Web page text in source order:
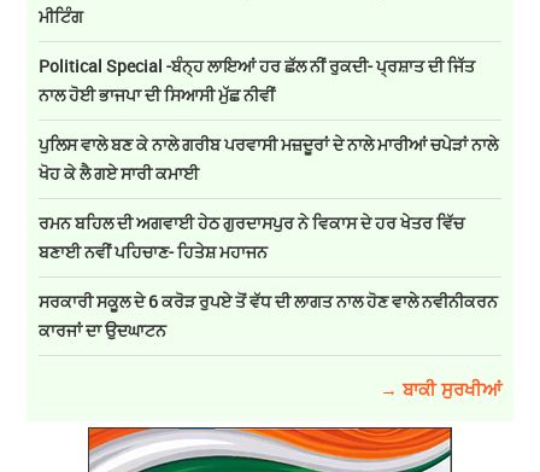
ਮੀਟਿੰਗ
Political Special -ਬੰਨ੍ਹ ਲਾਇਆਂ ਹਰ ਛੱਲ ਨੀਂ ਰੁਕਦੀ- ਪ੍ਰਸ਼ਾਤ ਦੀ ਜਿੱਤ
ਨਾਲ ਹੋਈ ਭਾਜਪਾ ਦੀ ਸਿਆਸੀ ਮੁੱਛ ਨੀਵੀਂ
ਪੁਲਿਸ ਵਾਲੇ ਬਣ ਕੇ ਨਾਲੇ ਗਰੀਬ ਪਰਵਾਸੀ ਮਜ਼ਦੂਰਾਂ ਦੇ ਨਾਲੇ ਮਾਰੀਆਂ ਚਪੇੜਾਂ ਨਾਲੇ
ਖੋਹ ਕੇ ਲੈ ਗਏ ਸਾਰੀ ਕਮਾਈ
ਰਮਨ ਬਹਿਲ ਦੀ ਅਗਵਾਈ ਹੇਠ ਗੁਰਦਾਸਪੁਰ ਨੇ ਵਿਕਾਸ ਦੇ ਹਰ ਖੇਤਰ ਵਿੱਚ
ਬਣਾਈ ਨਵੀਂ ਪਹਿਚਾਣ- ਹਿਤੇਸ਼ ਮਹਾਜਨ
ਸਰਕਾਰੀ ਸਕੂਲ ਦੇ 6 ਕਰੋੜ ਰੁਪਏ ਤੋਂ ਵੱਧ ਦੀ ਲਾਗਤ ਨਾਲ ਹੋਣ ਵਾਲੇ ਨਵੀਨੀਕਰਨ
ਕਾਰਜਾਂ ਦਾ ਉਦਘਾਟਨ
→ ਬਾਕੀ ਸੁਰਖੀਆਂ